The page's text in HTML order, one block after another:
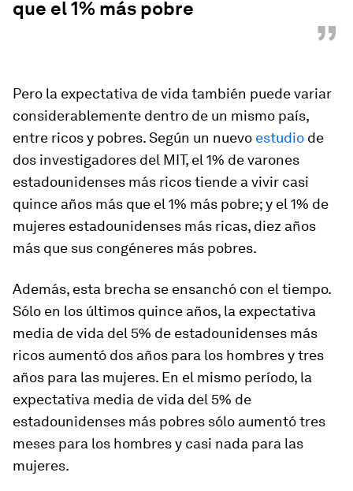
que el 1% más pobre
”
Pero la expectativa de vida también puede variar
considerablemente dentro de un mismo país,
entre ricos y pobres. Según un nuevo estudio de
dos investigadores del MIT, el 1% de varones
estadounidenses más ricos tiende a vivir casi
quince años más que el 1% más pobre; y el 1% de
mujeres estadounidenses más ricas, diez años
más que sus congéneres más pobres.
Además, esta brecha se ensanchó con el tiempo.
Sólo en los últimos quince años, la expectativa
media de vida del 5% de estadounidenses más
ricos aumentó dos años para los hombres y tres
años para las mujeres. En el mismo período, la
expectativa media de vida del 5% de
estadounidenses más pobres sólo aumentó tres
meses para los hombres y casi nada para las
mujeres.